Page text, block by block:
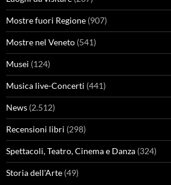
Mostre fuori Regione (907)
Mostre nel Veneto (541)
Musei (124)
Musica live-Concerti (441)
News (2.512)
Recensioni libri (298)
Spettacoli, Teatro, Cinema e Danza (324)
Storia dell'Arte (49)